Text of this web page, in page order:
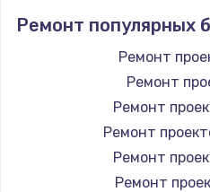
Ремонт популярных
Ремонт
Ремонт
Ремонт
Ремонт
Ремонт
Ремонт